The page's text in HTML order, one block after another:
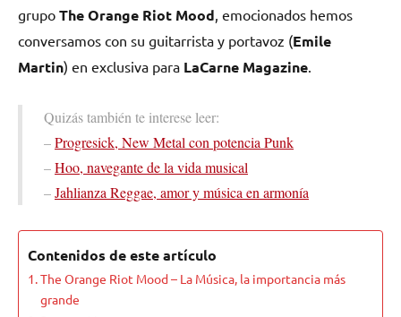
grupo The Orange Riot Mood , emocionados hemos
conversamos con su guitarrista y portavoz (Emile
Martin) en exclusiva para LaCarne Magazine
Quizás también te interese leer:
–Progresick, New Metal con potencia Punk
–Hoo, navegante de la vida musical
–Jahlianza Reggae, amor y música en armonía
Contenidos de este artículo
The Orange Riot Mood – La Música, la importancia más
grande